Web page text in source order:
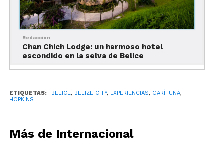
más conocido es elMuseo Gulisi Garífuna, ubicado
en Dangriga, la puerta de entrada a la historia, las
costumbres, la gastronomía, la música y las artes
de este sorprendente pueblo.
en el pueblo de Libertad, en el distrito de Corozal
al norte del país.
Ver arte local
Redacción
Chan Chich Lodge: un hermoso hotel
escondido en la selva de Belice
ETIQUETAS: BELICE, BELIZE CITY, EXPERIENCIAS, GARÍFUNA,
HOPKINS
Más de Internacional